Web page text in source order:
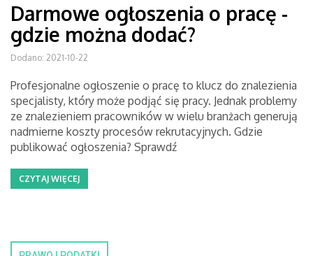
Darmowe ogłoszenia o pracę -
gdzie można dodać?
Dodano: 2021-10-22
Profesjonalne ogłoszenie o pracę to klucz do znalezienia
specjalisty, który może podjąć się pracy. Jednak problemy
ze znalezieniem pracowników w wielu branżach generują
nadmierne koszty procesów rekrutacyjnych. Gdzie
publikować ogłoszenia? Sprawdź
CZYTAJ WIĘCEJ